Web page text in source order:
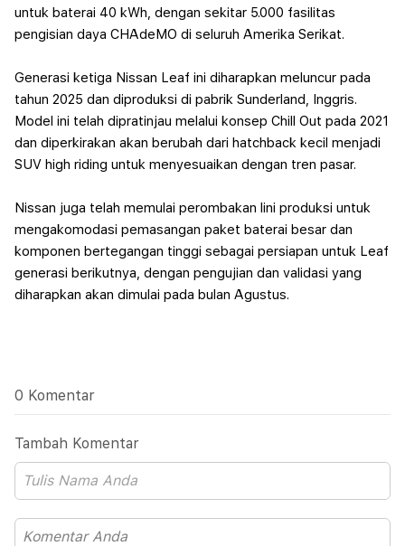
untuk baterai 40 kWh, dengan sekitar 5.000 fasilitas
pengisian daya CHAdeMO di seluruh Amerika Serikat.
Generasi ketiga Nissan Leaf ini diharapkan meluncur pada
tahun 2025 dan diproduksi di pabrik Sunderland, Inggris.
Model ini telah dipratinjau melalui konsep Chill Out pada 2021
dan diperkirakan akan berubah dari hatchback kecil menjadi
SUV high riding untuk menyesuaikan dengan tren pasar.
Nissan juga telah memulai perombakan lini produksi untuk
mengakomodasi pemasangan paket baterai besar dan
komponen bertegangan tinggi sebagai persiapan untuk Leaf
generasi berikutnya, dengan pengujian dan validasi yang
diharapkan akan dimulai pada bulan Agustus.
0 Komentar
Tambah Komentar